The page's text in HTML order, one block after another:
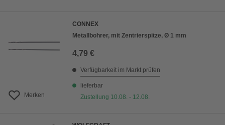
Merken
CONNEX
Metallbohrer, mit Zentrierspitze, Ø 1 mm
4,79 €
Verfügbarkeit im Markt prüfen
lieferbar
Zustellung 10.08. - 12.08.